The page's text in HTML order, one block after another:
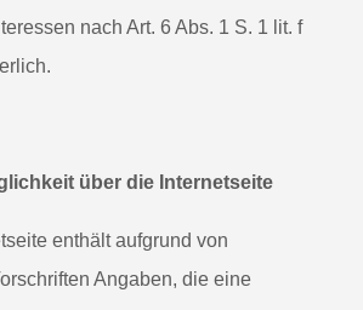
nach Art. 6 Abs. 1 S. 1 lit. f
über die Internetseite
enthält aufgrund von
Angaben, die eine